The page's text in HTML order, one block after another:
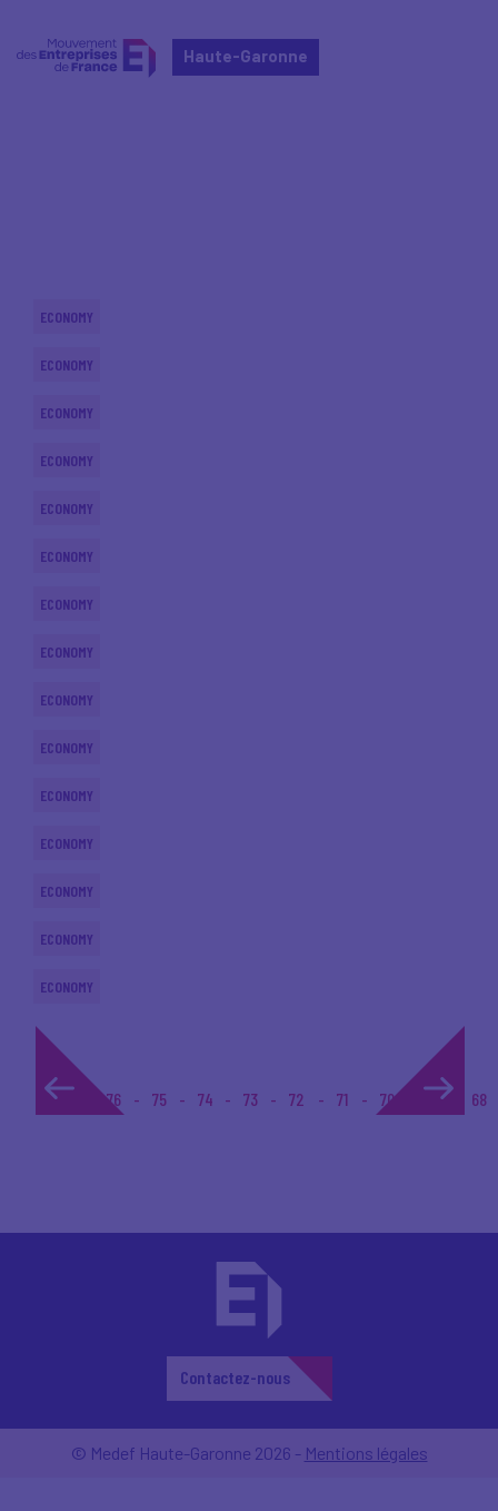
Haute-Garonne
ECONOMY
ECONOMY
ECONOMY
ECONOMY
ECONOMY
ECONOMY
ECONOMY
ECONOMY
ECONOMY
ECONOMY
ECONOMY
ECONOMY
ECONOMY
ECONOMY
ECONOMY
1... 76 75 74 73 72 71 70 69 68
Contactez-nous
© Medef Haute-Garonne 2026 - Mentions légales